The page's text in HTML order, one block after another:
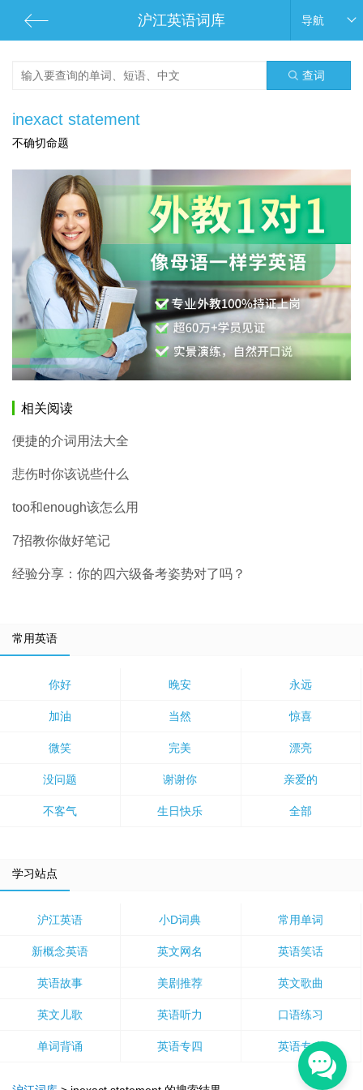
沪江英语词库 导航
查词
inexact statement
不确切命题
相关阅读
便捷的介词用法大全
悲伤时你该说些什么
too和enough该怎么用
7招教你做好笔记
经验分享：你的四六级备考姿势对了吗？
常用英语
你好 晚安 永远
加油 当然 惊喜
微笑 完美 漂亮
没问题 谢谢你 亲爱的
不客气 生日快乐 全部
学习站点
沪江英语 小D词典 常用单词
新概念英语 英文网名 英语笑话
英语故事 美剧推荐 英文歌曲
英文儿歌 英语听力 口语练习
单词背诵 英语专四 英语专八